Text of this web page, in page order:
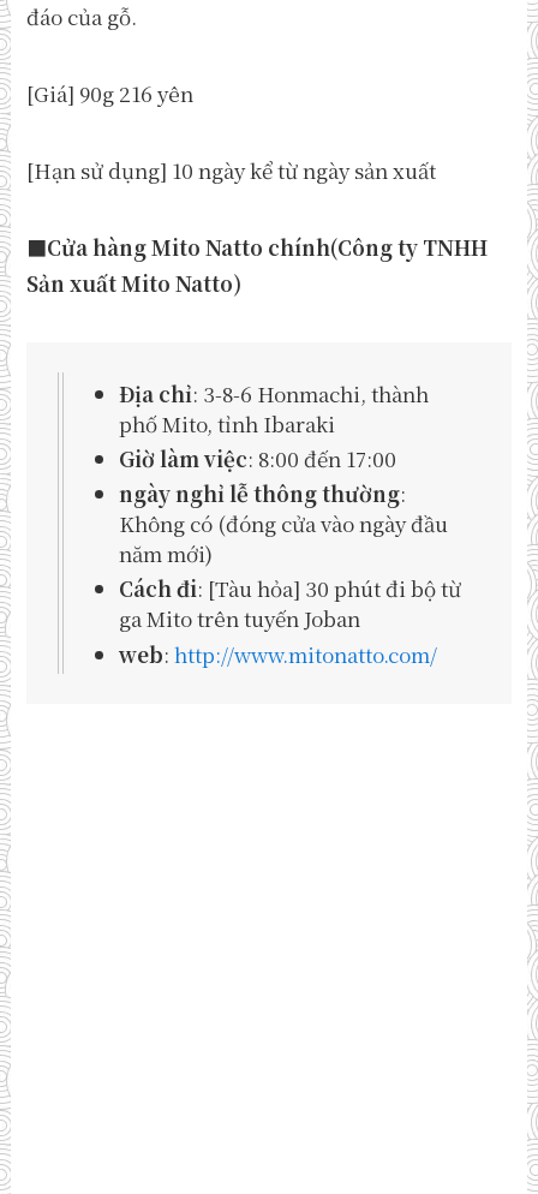
đáo của gỗ.
[Giá] 90g 216 yên
[Hạn sử dụng] 10 ngày kể từ ngày sản xuất
■Cửa hàng Mito Natto chính(Công ty TNHH
Sản xuất Mito Natto)
Địa chỉ: 3-8-6 Honmachi, thành
phố Mito, tỉnh Ibaraki
Giờ làm việc: 8:00 đến 17:00
ngày nghỉ lễ thông thường:
Không có (đóng cửa vào ngày đầu
năm mới)
Cách đi: [Tàu hỏa] 30 phút đi bộ từ
ga Mito trên tuyến Joban
web: http://www.mitonatto.com/